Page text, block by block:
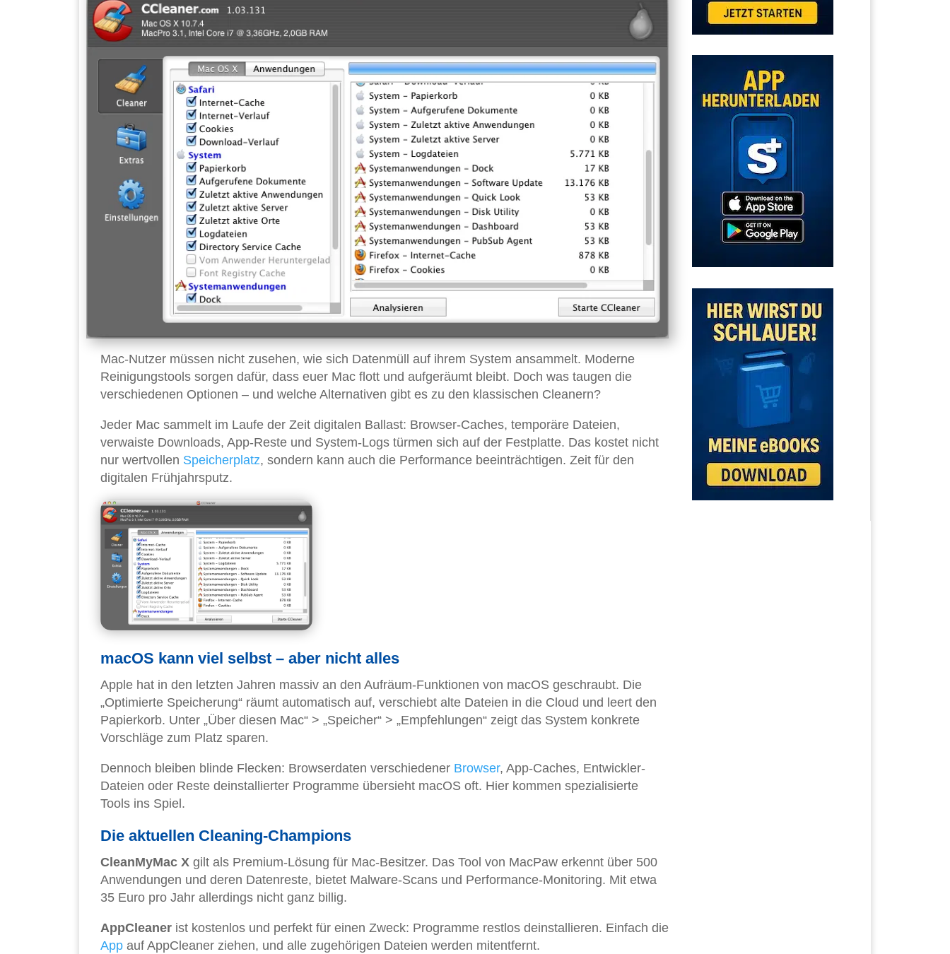
Mac-Nutzer müssen nicht zusehen, wie sich Datenmüll auf ihrem System ansammelt. Moderne
Reinigungstools sorgen dafür, dass euer Mac flott und aufgeräumt bleibt. Doch was taugen die
verschiedenen Optionen – und welche Alternativen gibt es zu den klassischen Cleanern?
Jeder Mac sammelt im Laufe der Zeit digitalen Ballast: Browser-Caches, temporäre Dateien,
verwaiste Downloads, App-Reste und System-Logs türmen sich auf der Festplatte. Das kostet nicht
nur wertvollen Speicherplatz, sondern kann auch die Performance beeinträchtigen. Zeit für den
digitalen Frühjahrsputz.
macOS kann viel selbst – aber nicht alles
Apple hat in den letzten Jahren massiv an den Aufräum-Funktionen von macOS geschraubt. Die
„Optimierte Speicherung“ räumt automatisch auf, verschiebt alte Dateien in die Cloud und leert den
Papierkorb. Unter „Über diesen Mac“ > „Speicher“ > „Empfehlungen“ zeigt das System konkrete
Vorschläge zum Platz sparen.
Dennoch bleiben blinde Flecken: Browserdaten verschiedener Browser, App-Caches, Entwickler-
Dateien oder Reste deinstallierter Programme übersieht macOS oft. Hier kommen spezialisierte
Tools ins Spiel.
Die aktuellen Cleaning-Champions
CleanMyMac X gilt als Premium-Lösung für Mac-Besitzer. Das Tool von MacPaw erkennt über 500
Anwendungen und deren Datenreste, bietet Malware-Scans und Performance-Monitoring. Mit etwa
35 Euro pro Jahr allerdings nicht ganz billig.
AppCleaner ist kostenlos und perfekt für einen Zweck: Programme restlos deinstallieren. Einfach die
App auf AppCleaner ziehen, und alle zugehörigen Dateien werden mitentfernt.